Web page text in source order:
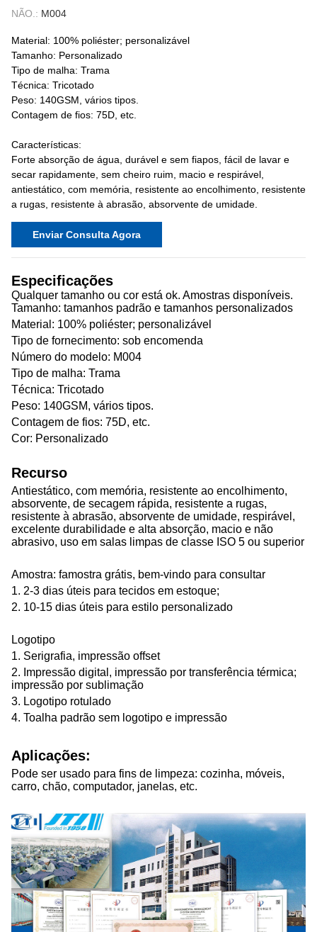
NÃO.: M004
Material: 100% poliéster; personalizável
Tamanho: Personalizado
Tipo de malha: Trama
Técnica: Tricotado
Peso: 140GSM, vários tipos.
Contagem de fios: 75D, etc.
Características:
Forte absorção de água, durável e sem fiapos, fácil de lavar e
secar rapidamente, sem cheiro ruim, macio e respirável,
antiestático, com memória, resistente ao encolhimento, resistente
a rugas, resistente à abrasão, absorvente de umidade.
Enviar Consulta Agora
Especificações
Qualquer tamanho ou cor está ok. Amostras disponíveis.
Tamanho: tamanhos padrão e tamanhos personalizados
Material: 100% poliéster; personalizável
Tipo de fornecimento: sob encomenda
Número do modelo: M004
Tipo de malha: Trama
Técnica: Tricotado
Peso: 140GSM, vários tipos.
Contagem de fios: 75D, etc.
Cor: Personalizado
Recurso
Antiestático, com memória, resistente ao encolhimento,
absorvente, de secagem rápida, resistente a rugas,
resistente à abrasão, absorvente de umidade, respirável,
excelente durabilidade e alta absorção, macio e não
abrasivo, uso em salas limpas de classe ISO 5 ou superior
Amostra: famostra grátis, bem-vindo para consultar
1. 2-3 dias úteis para tecidos em estoque;
2. 10-15 dias úteis para estilo personalizado
Logotipo
1. Serigrafia, impressão offset
2. Impressão digital, impressão por transferência térmica;
impressão por sublimação
3. Logotipo rotulado
4. Toalha padrão sem logotipo e impressão
Aplicações:
Pode ser usado para fins de limpeza: cozinha, móveis,
carro, chão, computador, janelas, etc.